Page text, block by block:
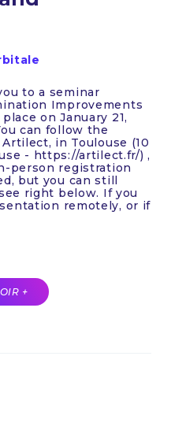
to a seminar
Improvements
on January 21,
can follow the
in Toulouse (10
- https://artilect.fr/) ,
person registration
but you can still
right below. If you
remotely, or if
+